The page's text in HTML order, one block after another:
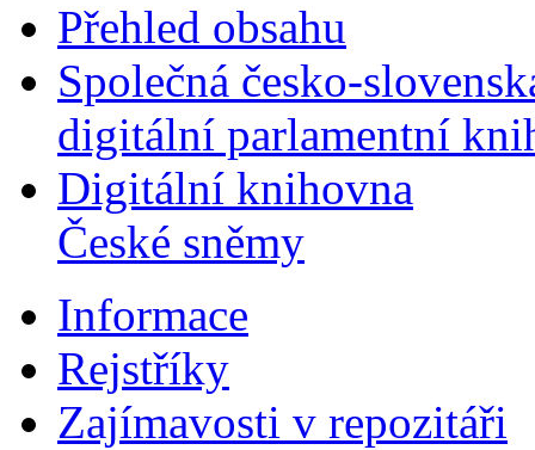
Přehled obsahu
Společná česko-
digitální parlamentní
Digitální knihovna
České sněmy
Informace
Rejstříky
Zajímavosti v repozitáři